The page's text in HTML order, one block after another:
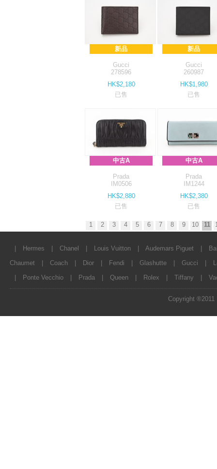
新品
Gucci
278596
HK$2,180
已售
新品
Gucci
260987
HK$1,980
已售
中古A
Prada
IM0506
HK$2,880
已售
中古A
Prada
IM1244
HK$2,380
已售
1 2 3 4 5 6 7 8 9 10 11
Hermes Chanel Louis Vuitton Audemars Piguet
Chaumet
Coach Dior Fendi Glashutte Gucci
Ponte Vecchio Prada Queen Rolex Tiffany
Copyright ®2011